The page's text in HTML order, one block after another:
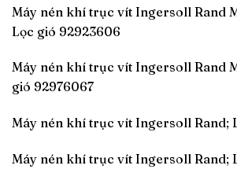
Máy nén khí trục vít Ingersoll Rand
Lọc gió 92923606
Máy nén khí trục vít Ingersoll Rand
gió 92976067
Máy nén khí trục vít Ingersoll Rand;
Máy nén khí trục vít Ingersoll Rand;